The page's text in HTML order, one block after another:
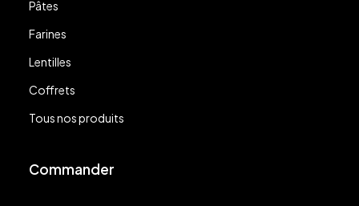
Pâtes
Farines
Lentilles
Coffrets
Tous nos produits
Commander